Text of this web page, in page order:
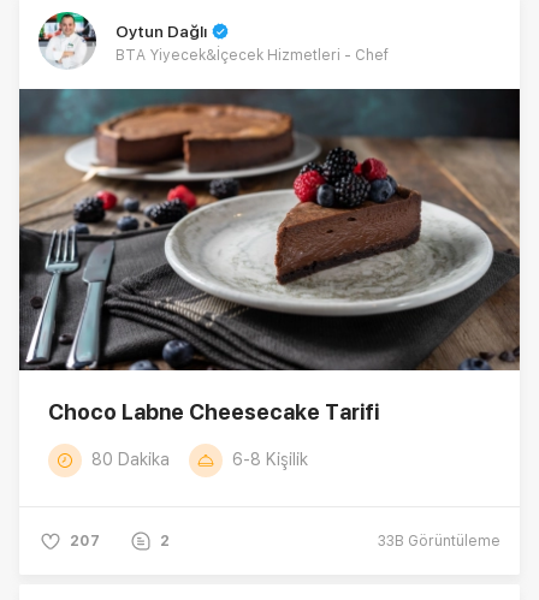
Oytun Dağlı
BTA Yiyecek&İçecek Hizmetleri - Chef
Choco Labne Cheesecake Tarifi
80 Dakika 6-8 Kişilik
207 2 33B Görüntüleme